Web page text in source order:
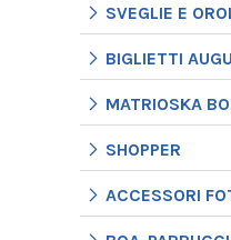
SVEGLIE E
BIGLIETTI
MATRIOSKA
SHOPPER
ACCESSORI